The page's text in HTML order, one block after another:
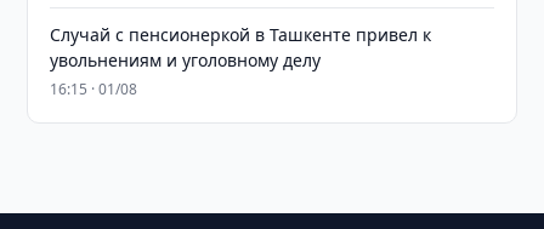
Случай с пенсионеркой в Ташкенте привел к
увольнениям и уголовному делу
16:15 · 01/08